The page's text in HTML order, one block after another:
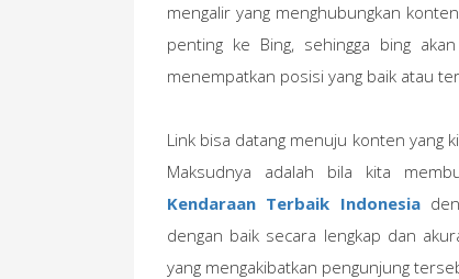
mengalir yang menghubungkan
penting ke Bing, sehingga bing
menempatkan posisi yang baik atau
Link bisa datang menuju konten yang
Maksudnya adalah bila kita
Kendaraan Terbaik Indonesia
dengan baik secara lengkap dan
yang mengakibatkan pengunjung